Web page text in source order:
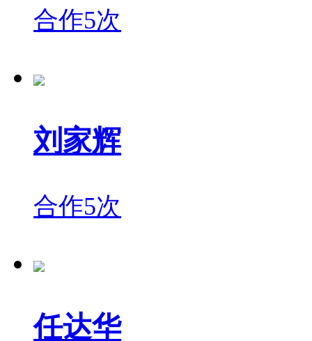
合作5次
刘家辉
合作5次
任达华